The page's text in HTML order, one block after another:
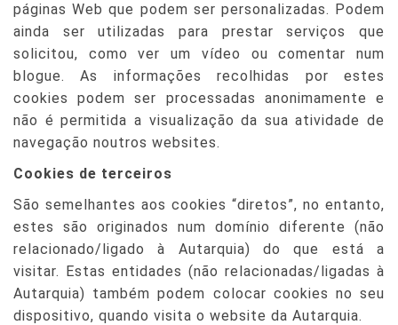
páginas Web que podem ser personalizadas. Podem
ainda ser utilizadas para prestar serviços que
solicitou, como ver um vídeo ou comentar num
blogue. As informações recolhidas por estes
cookies podem ser processadas anonimamente e
não é permitida a visualização da sua atividade de
navegação noutros websites.
Cookies de terceiros
São semelhantes aos cookies “diretos”, no entanto,
estes são originados num domínio diferente (não
relacionado/ligado à Autarquia) do que está a
visitar. Estas entidades (não relacionadas/ligadas à
Autarquia) também podem colocar cookies no seu
dispositivo, quando visita o website da Autarquia.